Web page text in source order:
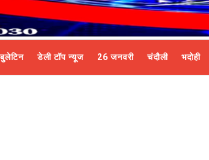
डेली टॉप न्यूज 26 जनवरी चंदौली भदोही